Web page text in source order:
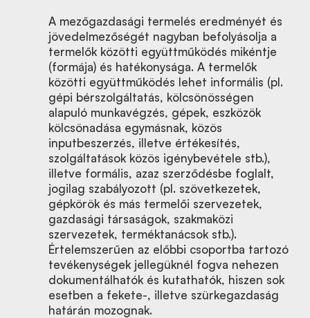
A mezőgazdasági termelés eredményét és
jövedelmezőségét nagyban befolyásolja a
termelők közötti együttműködés mikéntje
(formája) és hatékonysága. A termelők
közötti együttműködés lehet informális (pl.
gépi bérszolgáltatás, kölcsönösségen
alapuló munkavégzés, gépek, eszközök
kölcsönadása egymásnak, közös
inputbeszerzés, illetve értékesítés,
szolgáltatások közös igénybevétele stb.),
illetve formális, azaz szerződésbe foglalt,
jogilag szabályozott (pl. szövetkezetek,
gépkörök és más termelői szervezetek,
gazdasági társaságok, szakmaközi
szervezetek, terméktanácsok stb.).
Értelemszerűen az előbbi csoportba tartozó
tevékenységek jellegüknél fogva nehezen
dokumentálhatók és kutathatók, hiszen sok
esetben a fekete-, illetve szürkegazdaság
határán mozognak.